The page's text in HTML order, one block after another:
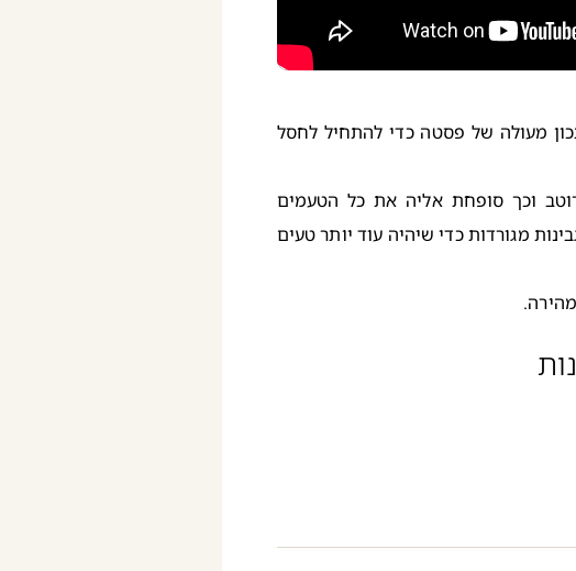
מעולה של פסטה כדי להתחיל לחסל
וכך סופחת אליה את כל הטעמים
מגורדות כדי שיהיה עוד יותר טעים